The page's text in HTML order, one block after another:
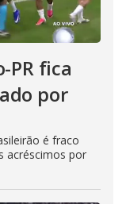
fica
por
é fraco
acréscimos por